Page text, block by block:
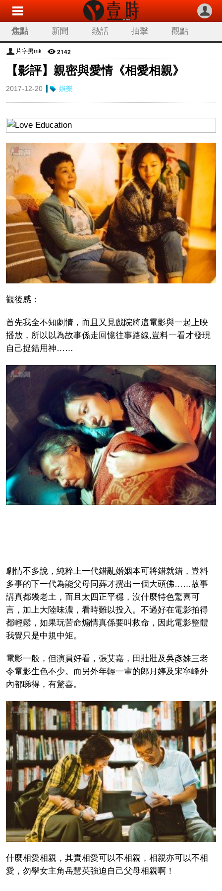
焦點 新聞 熱話 抽擊
觀點
科技
生活
讀者來稿
專欄分類
片字男mk 2142
【影評】親密與愛情《相愛相親》
2017-12-20 娛樂
觀後感：
首先我全不知劇情，而且又見戲院將這電影與一起上映
播放，所以以為故事係走回憶往事路線,豈料一看才發現
自己捉錯用神……
劇情不多說，純粹上一代錯亂婚姻本可將錯就錯，豈料
多事的下一代為能父母同葬才攪出一個大頭佛……故事
講真都幾老土，而且太四正平穩，沒什麼特色驚喜可
言，加上大陸味濃，看時難以投入。不過好在電影拍得
都輕鬆，如果玩苦命煽情真係要叫救命，因此電影整體
我覺只是中規中矩。
電影一般，但演員好看，張艾嘉，田壯壯及吳彥姝三老
令電影生色不少。而另外年輕一輩的郎月婷及宋寧峰外
內都睇得，有驚喜。
什麼相愛相親，其實相愛可以不相親，相親亦可以不相
愛，勿學女主角岳慧英強迫自己父母相親啊！